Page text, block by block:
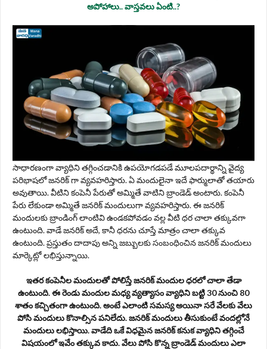
అపోహాలు.. వాస్తవలు ఏంటి..?
సాధారణంగా వ్యాధిని తగ్గించడానికి ఉపయోగడపడే మూలపదార్థాన్ని వైద్య
పరిభాషలో జనరిక్ గా వ్యవహరిస్తారు. ఏ మందులైనా ఇదే ఫార్ములాతో తయారు
అవుతాయి. వీటిని కంపెనీ పేరుతో అమ్మితే వాటిని బ్రాండెడ్ అంటారు. కంపెనీ
పేరు లేకుండా అమ్మితే జనరిక్ మందులుగా వ్యవహరిస్తారు. ఈ జనరిక్
మందులకు బ్రాండింగ్ లాంటివి ఉండకపోవడం వల్ల వీటి ధర చాలా తక్కువగా
ఉంటుంది. వాడే జనరిక్ అదే, కానీ ధరను చూస్తే మాత్రం చాలా తక్కువ
ఉంటుంది. ప్రస్తుతం దాదాపు అన్ని జబ్బులకు సంబంధించిన జనరిక్ మందులు
మార్కెట్లో లభిస్తున్నాయి.
ఇతర కంపెనీల మందులతో పోలిస్తే జనరిక్ మందుల ధరలో చాలా తేడా
ఉంటుంది. ఈ రెండు మందుల మధ్య వ్యత్యాసం వ్యాధిని బట్టి 30 నుంచి 80
శాతం కచ్చితంగా ఉంటుంది. అంటే ఎలాంటి సమస్య అయినా సరే వేలకు వేలు
పోసి మందులు కొనాల్సిన పనిలేదు. జనరిక్ మందులు తీసుకుంటే వందల్లోనే
మందులు లభిస్తాయి. వాడేది ఒకే విధమైన జనరిక్ కనుక వ్యాధిని తగ్గించే
విషయంలో ఇవేం తక్కువ కాదు. వేలు పోసి కొన్న బ్రాండెడ్ మందులు ఎలా